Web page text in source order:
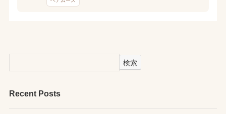
検索
Recent Posts